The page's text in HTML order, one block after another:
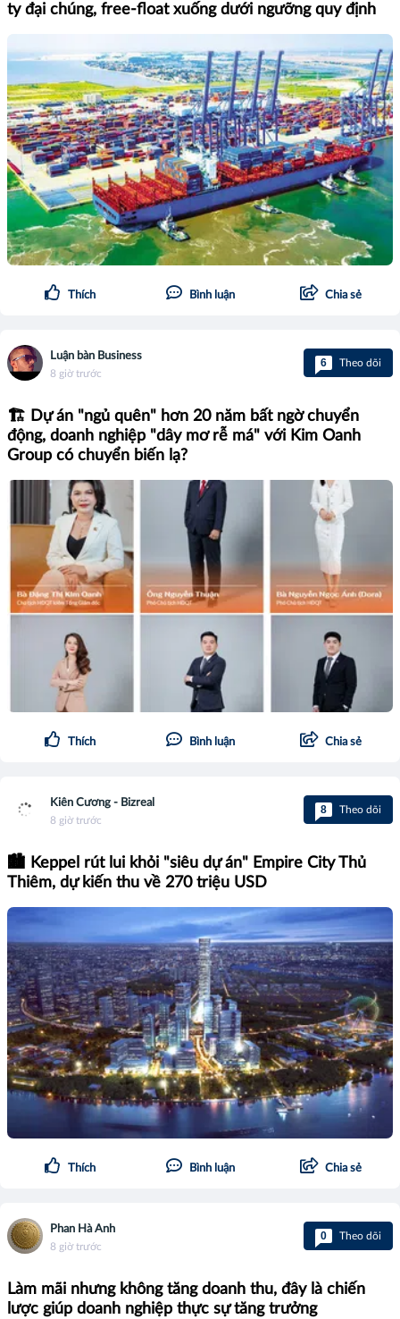
ty đại chúng, free-float xuống dưới ngưỡng quy định
Thích Bình luận Chia sẻ
Luận bàn Business
8 giờ trước
6 Theo dõi
🏗️ Dự án "ngủ quên" hơn 20 năm bất ngờ chuyển
động, doanh nghiệp "dây mơ rễ má" với Kim Oanh
Group có chuyển biến lạ?
Thích Bình luận Chia sẻ
Kiên Cương - Bizreal
8 giờ trước
8 Theo dõi
🏙️ Keppel rút lui khỏi "siêu dự án" Empire City Thủ
Thiêm, dự kiến thu về 270 triệu USD
Thích Bình luận Chia sẻ
Phan Hà Anh
8 giờ trước
0 Theo dõi
Làm mãi nhưng không tăng doanh thu, đây là chiến
lược giúp doanh nghiệp thực sự tăng trưởng